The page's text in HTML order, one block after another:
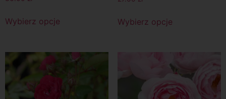
Wybierz opcje Wybierz opcje